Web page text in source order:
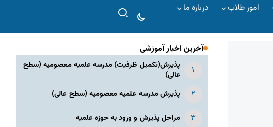
امور طلاب درباره ما
آخرین اخبار آموزشی
پذیرش(تکمیل ظرفیت) مدرسه علمیه معصومیه‌ (سطح
عالی)
پذیرش مدرسه علمیه معصومیه‌ (سطح عالی)
مراحل پذیرش و ورود به حوزه علمیه